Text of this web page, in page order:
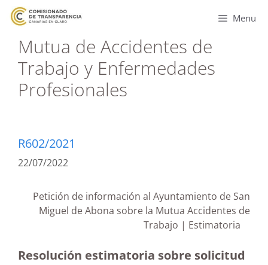
Menu
Mutua de Accidentes de
Trabajo y Enfermedades
Profesionales
R602/2021
22/07/2022
Petición de información al Ayuntamiento de San
Miguel de Abona sobre la Mutua Accidentes de
Trabajo | Estimatoria
Resolución estimatoria sobre solicitud